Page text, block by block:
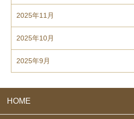
2025年11月
2025年10月
2025年9月
HOME